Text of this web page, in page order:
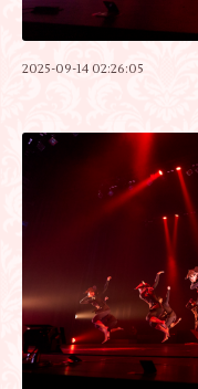
2025-09-14 02:26:05